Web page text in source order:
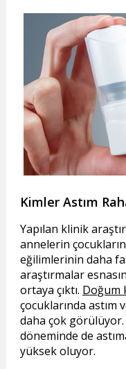
Kimler Astım
Yapılan klinik
annelerin
eğilimlerinin daha
araştırmalar
ortaya çıktı. Doğum
çocuklarında astım
daha çok görülüyor.
döneminde de
yüksek oluyor.